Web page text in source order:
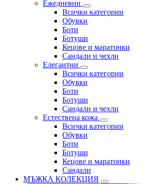
Ежедневни
Всички категории
Обувки
Боти
Ботуши
Кецове и маратонки
Сандали и чехли
Елегантни
Всички категории
Обувки
Боти
Ботуши
Сандали и чехли
Естествена кожа
Всички категории
Обувки
Боти
Ботуши
Кецове и маратонки
Сандали
МЪЖКА КОЛЕКЦИЯ